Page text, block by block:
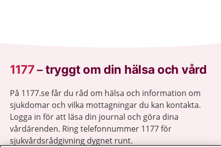
1177–tryggt om din hälsa och vård
På 1177.se får du råd om hälsa och information om
sjukdomar och vilka mottagningar du kan kontakta.
Logga in för att läsa din journal och göra dina
vårdärenden. Ring telefonnummer 1177 för
sjukvårdsrådgivning dygnet runt.